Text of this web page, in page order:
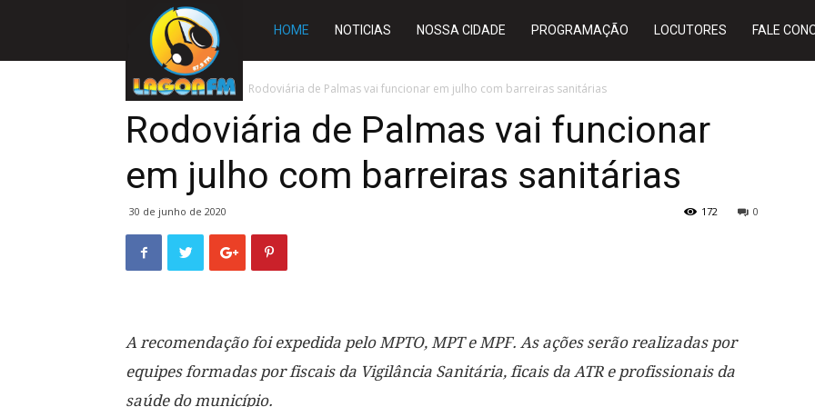
Rádio
Lagoa
FM
HOME NOTICIAS NOSSA CIDADE PROGRAMAÇÃO LOCUTORES FALE
Início TOCANTINS Rodoviária de Palmas vai funcionar em julho com barreiras sanitárias
Rodoviária de Palmas vai funcionar
em julho com barreiras sanitárias
30 de junho de 2020 0
172
A recomendação foi expedida pelo MPTO, MPT e MPF. As ações serão realizadas por
equipes formadas por fiscais da Vigilância Sanitária, ficais da ATR e profissionais da
saúde do município.